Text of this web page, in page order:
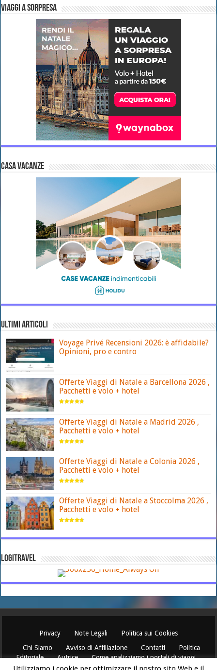
VIAGGI A SORPRESA
CASA VACANZE
ULTIMI ARTICOLI
Voyage Privé Recensioni 2026: è affidabile?
Opinioni, pro e contro
Offerte Viaggi di Natale a Barcellona 2026 ,
Pacchetti e volo + hotel
Offerte Viaggi di Natale a Madrid 2026 ,
Pacchetti e volo + hotel
Offerte Viaggi di Natale a Colonia 2026 ,
Pacchetti e volo + hotel
Offerte Viaggi di Natale a Stoccolma 2026 ,
Pacchetti e volo + hotel
LOGITRAVEL
Privacy Note Legali
Politica sui Cookies
Chi Siamo
Avviso di Affiliazione Contatti
Politica
Editoriale
Autrice Come analizziamo i portali di viaggi